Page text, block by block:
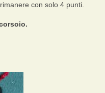
con solo 4 punti.